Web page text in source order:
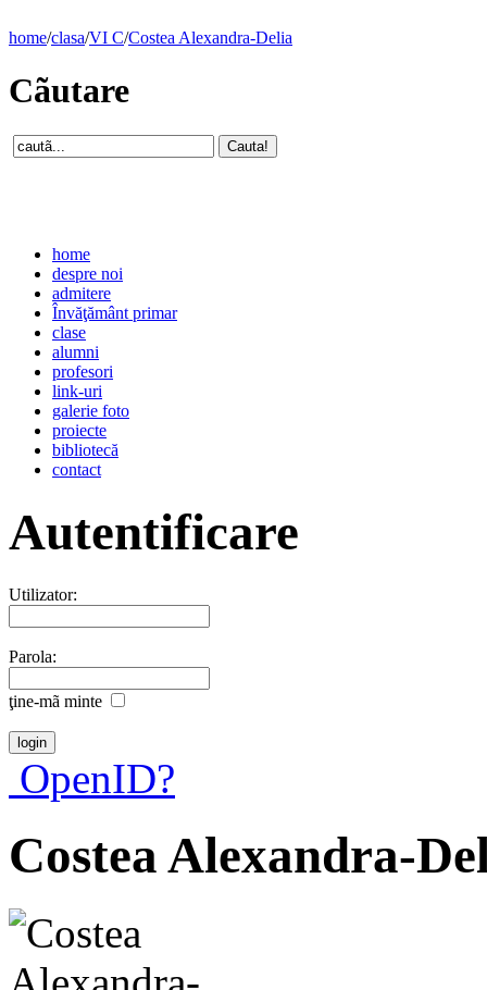
home/clasa/VI C/Costea Alexandra-Delia
Cãutare
home
despre noi
admitere
Învăţământ primar
clase
alumni
profesori
link-uri
galerie foto
proiecte
bibliotecă
contact
Autentificare
Utilizator:
Parola:
ţine-mã minte
OpenID?
Costea Alexandra-